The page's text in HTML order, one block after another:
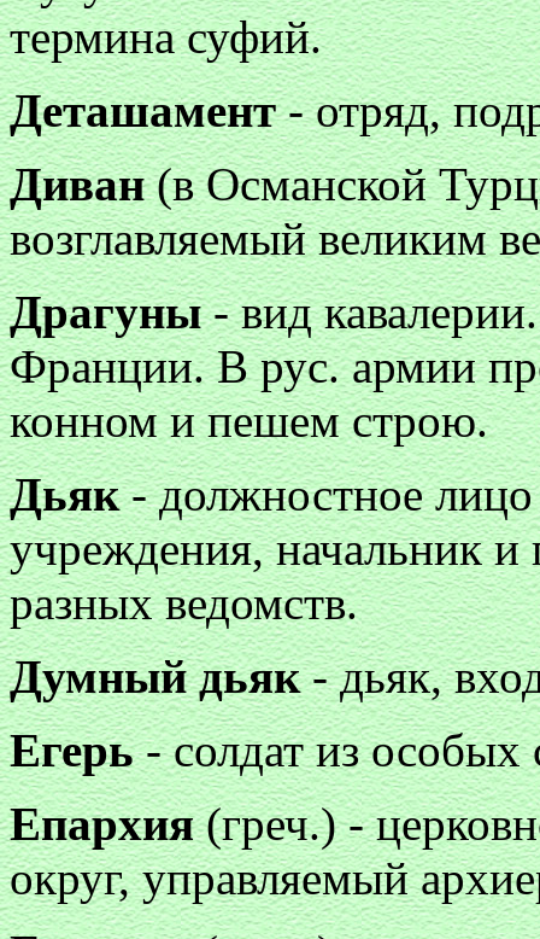
термина суфий.
Деташамент- отряд,
Диван(в Османской
возглавляемый великим
Драгуны- вид
Франции. В рус. армии
конном и пешем строю.
Дьяк- должностное лицо
учреждения, начальник и
разных ведомств.
Думный дьяк- дьяк,
Егерь- солдат из особых
Епархия(греч.) -
округ, управляемый